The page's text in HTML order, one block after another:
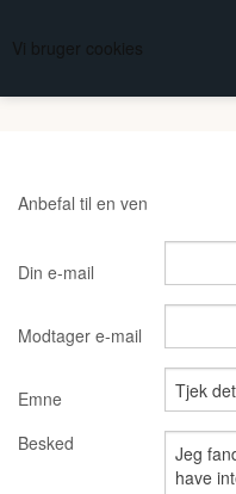
Vi bruger cookies
FREDBERG
Anbefal til en ven
Din e-mail
Modtager e-mail
Emne
Besked